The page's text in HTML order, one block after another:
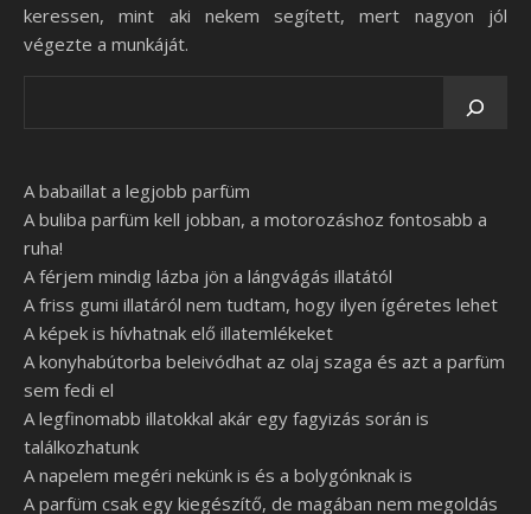
keressen, mint aki nekem segített, mert nagyon jól
végezte a munkáját.
A babaillat a legjobb parfüm
A buliba parfüm kell jobban, a motorozáshoz fontosabb a
ruha!
A férjem mindig lázba jön a lángvágás illatától
A friss gumi illatáról nem tudtam, hogy ilyen ígéretes lehet
A képek is hívhatnak elő illatemlékeket
A konyhabútorba beleivódhat az olaj szaga és azt a parfüm
sem fedi el
A legfinomabb illatokkal akár egy fagyizás során is
találkozhatunk
A napelem megéri nekünk is és a bolygónknak is
A parfüm csak egy kiegészítő, de magában nem megoldás